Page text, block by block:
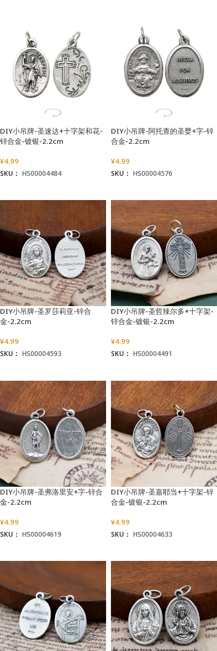
DIY小吊牌-圣速达+十字架和花-
锌合金-镀银-2.2cm
¥4.99
SKU： HS00004484
DIY小吊牌-阿托查的圣婴+字-锌
合金-2.2cm
¥4.99
SKU： HS00004576
DIY小吊牌-圣罗莎莉亚-锌合
金-2.2cm
¥4.99
SKU： HS00004593
DIY小吊牌-圣哲辣尔多+十字架-
锌合金-镀银-2.2cm
¥4.99
SKU： HS00004491
DIY小吊牌-圣弗洛里安+字-锌合
金-2.2cm
¥4.99
SKU： HS00004619
DIY小吊牌-圣嘉耶当+十字架-锌
合金-镀银-2.2cm
¥4.99
SKU： HS00004633